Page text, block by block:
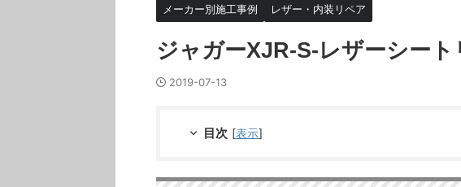
メーカー別施工事例 レザー・内装リペア
ジャガーXJR-S-レザーシー
2019-07-13
目次 [表示]